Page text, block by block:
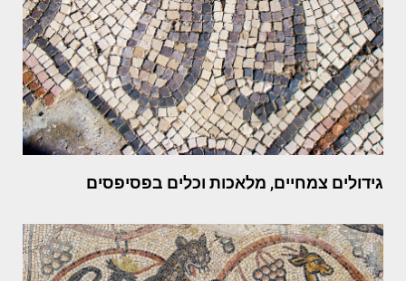
גידולים צמחיים, מלאכות וכלים בפסיפסים